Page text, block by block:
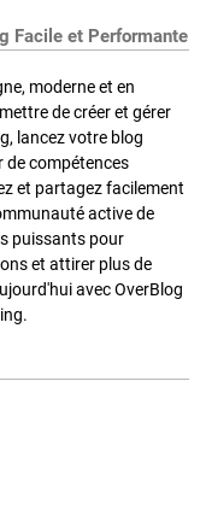
Facile et Performante
moderne et en
de créer et gérer
lancez votre blog
de compétences
et partagez facilement
active de
puissants pour
et attirer plus de
avec OverBlog